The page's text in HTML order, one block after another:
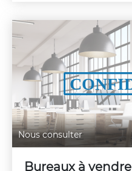
Nous consulter
Bureaux à vendre